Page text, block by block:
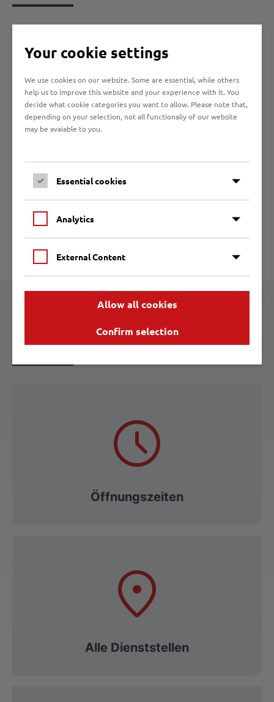
Sozialgesetzbuch (SGB II) finden Sie in der Broschüre
des BMAS "Grundsicherung für Arbeitssuchende".
Diese Broschüre zeigt, welche Rechte und Pflichten
Leistungsempfängerinnen und -empfänger haben und
welche Möglichkeiten und Hilfen die Grundsicherung
für Arbeitsuchende bietet. Wer hat welche
Ansprüche? An wen wenden Sie sich, falls Sie
benötigen Sie? Hier finden Sie die Antworten auf die
meist gestellten Fragen.
Zur Grundsicherungsgeld Broschüre
Ihr Kontakt zu uns
Öffnungszeiten
Alle Dienststellen
Your cookie settings
We use cookies on our website. Some are essential, while others
help us to improve this website and your experience with it. You
decide what cookie categories you want to allow. Please note that,
depending on your selection, not all functionaliy of our website
may be avaiable to you.
Essential cookies
Analytics
External Content
Allow all cookies
Confirm selection